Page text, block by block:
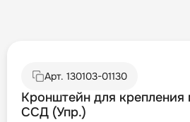
Арт. 130103-01130
Кронштейн для
ССД (Упр.)